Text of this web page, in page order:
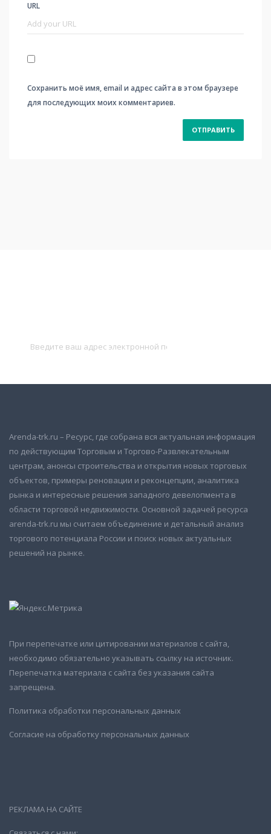
URL
Сохранить моё имя, email и адрес сайта в этом браузере
для последующих моих комментариев.
Arenda-trk.ru – Ресурс, где собрана вся актуальная информация
по действующим Торговым и Торгово-Развлекательным
центрам, анонсы строительства и открытия новых торговых
объектов, примеры реновации и реконцепции, аналитика
рынка и интересные решения западного девелопмента в
области торговой недвижимости. Основной задачей ресурса
arenda-trk.ru мы считаем объединение и детальный анализ
торгового потенциала России и поиск новых актуальных
решений на рынке.
При перепечатке или цитировании материалов с сайта,
необходимо обязательно указывать ссылку на источник.
Перепечатка материала с сайта без указания сайта
запрещена.
Политика обработки персональных данных
Согласие на обработку персональных данных
РЕКЛАМА НА САЙТЕ